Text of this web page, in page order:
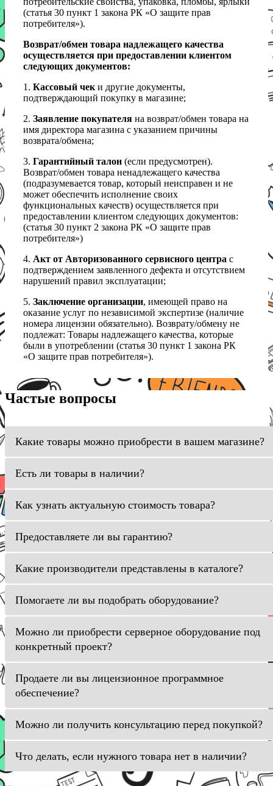
(статья 30 пункт 1 закона РК «О защите прав
потребителя»).
Возврат/обмен товара надлежащего качества
осуществляется при предоставлении клиентом
следующих документов:
1. Кассовый чек и другие документы,
подтверждающий покупку в магазине;
2. Заявление покупателя на возврат/обмен товара на
имя директора магазина с указанием причины
возврата/обмена;
3. Гарантийный талон (если предусмотрен).
Возврат/обмен товара ненадлежащего качества
(подразумевается товар, который неисправен и не
может обеспечить исполнение своих
функциональных качеств) осуществляется при
предоставлении клиентом следующих документов:
(статья 30 пункт 2 закона РК «О защите прав
потребителя»)
4. Акт от Авторизованного сервисного центра с
подтверждением заявленного дефекта и отсутствием
нарушений правил эксплуатации;
5. Заключение организации, имеющей право на
оказание услуг по независимой экспертизе (наличие
номера лицензии обязательно). Возврату/обмену не
подлежат: Товары надлежащего качества, которые
были в употреблении (статья 30 пункт 1 закона РК
«О защите прав потребителя»).
Частые вопросы
Какие товары можно приобрести в вашем магазине?
Есть ли товары в наличии?
Как узнать актуальную стоимость товара?
Предоставляете ли вы гарантию?
Какие производители представлены в каталоге?
Помогаете ли вы подобрать оборудование?
Можно ли приобрести серверное оборудование под
конкретный проект?
Продаете ли вы лицензионное программное
обеспечение?
Можно ли получить консультацию перед покупкой?
Что делать, если нужного товара нет в наличии?